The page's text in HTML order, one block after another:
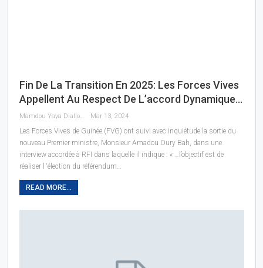
Fin De La Transition En 2025: Les Forces Vives
Appellent Au Respect De L’accord Dynamique…
Mamdou Yaya Diallo Mar 13, 2024
Les Forces Vives de Guinée (FVG) ont suivi avec inquiétude la sortie du
nouveau Premier ministre, Monsieur Amadou Oury Bah, dans une
interview accordée à RFI dans laquelle il indique : « …l’objectif est de
réaliser l ‘élection du référendum…
READ MORE...